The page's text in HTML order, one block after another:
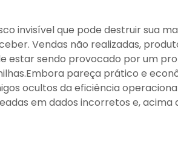
invisível que pode destruir sua
Vendas não realizadas,
estar sendo provocado por um
pareça prático e
ocultos da eficiência
em dados incorretos e, acima